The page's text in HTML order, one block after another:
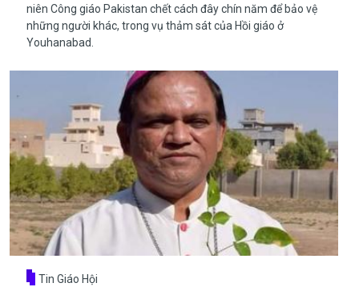
niên Công giáo Pakistan chết cách đây chín năm để bảo vệ
những người khác, trong vụ thảm sát của Hồi giáo ở
Youhanabad.
Tin Giáo Hội